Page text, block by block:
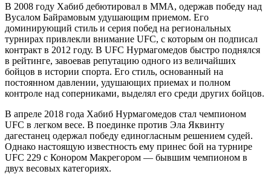
В 2008 году Хабиб дебютировал в MMA, одержав победу над
Вусалом Байрамовым удушающим приемом. Его
доминирующий стиль и серия побед на региональных
турнирах привлекли внимание UFC, с которым он подписал
контракт в 2012 году. В UFC Нурмагомедов быстро поднялся
в рейтинге, завоевав репутацию одного из величайших
бойцов в истории спорта. Его стиль, основанный на
постоянном давлении, удушающих приемах и полном
контроле над соперниками, выделял его среди других бойцов.
В апреле 2018 года Хабиб Нурмагомедов стал чемпионом
UFC в легком весе. В поединке против Эла Яквинту
дагестанец одержал победу единогласным решением судей.
Однако настоящую известность ему принес бой на турнире
UFC 229 с Конором Макрегором — бывшим чемпионом в
двух весовых категориях.